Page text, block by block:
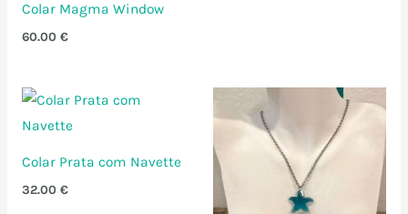
Colar Magma Window
60.00 €
Colar Prata com Navette
32.00 €